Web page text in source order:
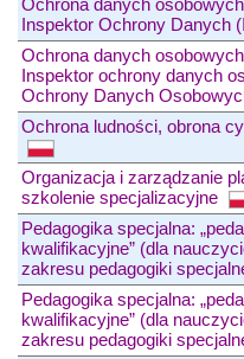
Ochrona danych
Inspektor Ochrony Danych
Ochrona danych
Inspektor ochrony danych
Ochrony Danych
Ochrona ludności, obrona
Organizacja i zarządzanie
szkolenie specjalizacyjne
Pedagogika specjalna:
kwalifikacyjne” (dla
zakresu pedagogiki
Pedagogika specjalna:
kwalifikacyjne” (dla
zakresu pedagogiki